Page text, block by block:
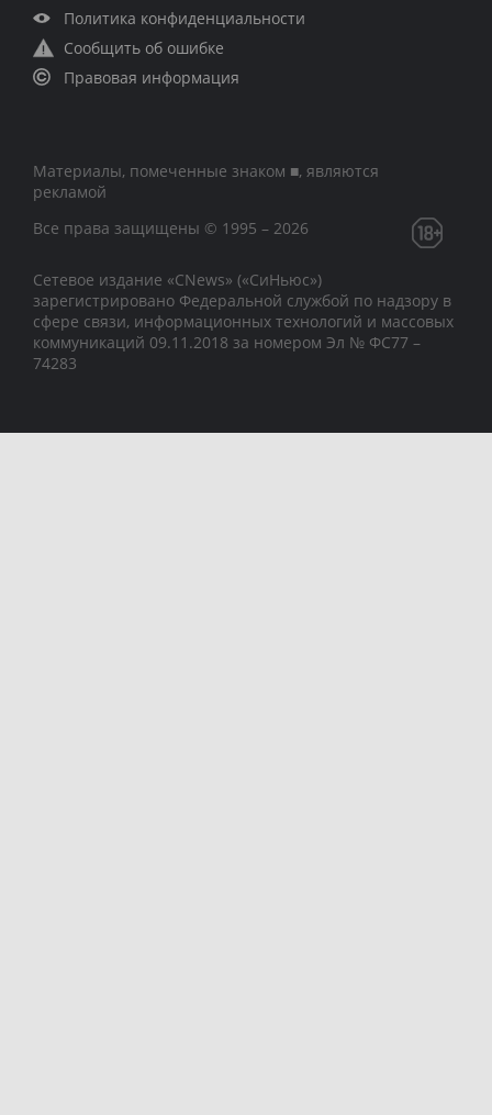
Политика конфиденциальности
Сообщить об ошибке
Правовая информация
Материалы, помеченные знаком ■, являются
рекламой
Все права защищены © 1995 – 2026
Сетевое издание «CNews» («СиНьюс»)
зарегистрировано Федеральной службой по надзору в
сфере связи, информационных технологий и массовых
коммуникаций 09.11.2018 за номером Эл № ФС77 –
74283